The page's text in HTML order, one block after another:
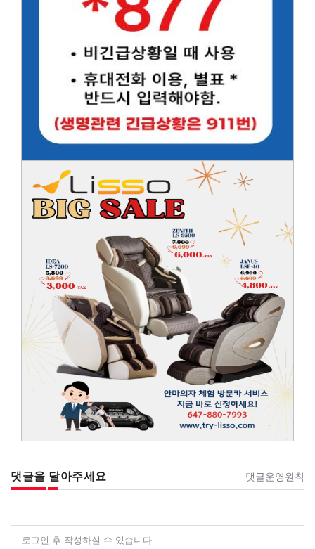
댓글을 달아주세요 댓글운영원칙
로그인 후 작성하실 수 있습니다